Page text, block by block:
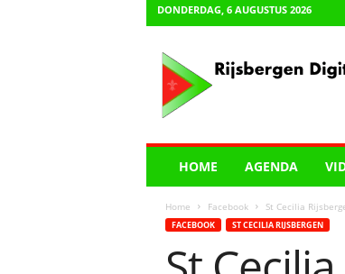
DONDERDAG, 6 AUGUSTUS 2026
HOME AGENDA
Home Facebook St Cecilia
FACEBOOK ST CECILIA RIJSBERGEN